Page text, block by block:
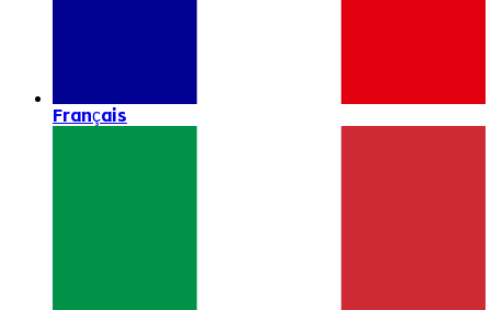
Français